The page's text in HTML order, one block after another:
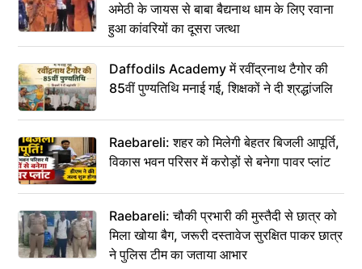
अमेठी के जायस से बाबा बैद्यनाथ धाम के लिए रवाना
हुआ कांवरियों का दूसरा जत्था
Daffodils Academy में रवींद्रनाथ टैगोर की
85वीं पुण्यतिथि मनाई गई, शिक्षकों ने दी श्रद्धांजलि
Raebareli: शहर को मिलेगी बेहतर बिजली आपूर्ति,
विकास भवन परिसर में करोड़ों से बनेगा पावर प्लांट
Raebareli: चौकी प्रभारी की मुस्तैदी से छात्र को
मिला खोया बैग, जरूरी दस्तावेज सुरक्षित पाकर छात्र
ने पुलिस टीम का जताया आभार